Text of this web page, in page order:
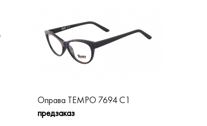
Оправа TEMPO 7694 C1
предзаказ